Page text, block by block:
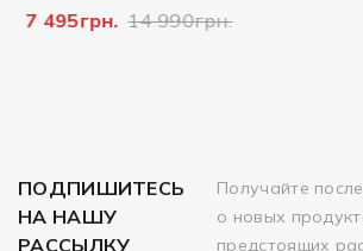
7 495грн.
14 990грн.
ПОДПИШИТЕСЬ
НА НАШУ
РАССЫЛКУ
Получайте
о новых
предстоящих